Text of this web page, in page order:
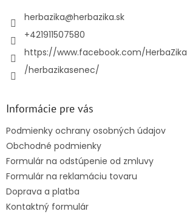
herbazika@herbazika.sk
+421911507580
https://www.facebook.com/HerbaZika
/herbazikasenec/
Informácie pre vás
Podmienky ochrany osobných údajov
Obchodné podmienky
Formulár na odstúpenie od zmluvy
Formulár na reklamáciu tovaru
Doprava a platba
Kontaktný formulár